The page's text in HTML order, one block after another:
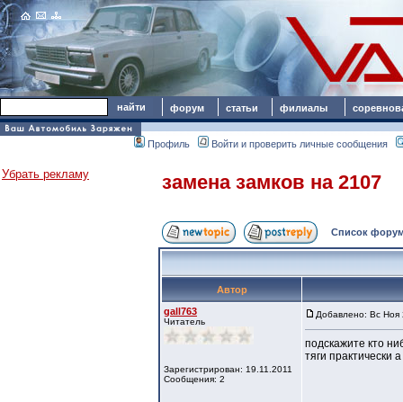
форум статьи филиалы
Профиль Войти и проверить личные сообщения
Убрать рекламу замена замков на 2107
Список
Автор
gall763
Читатель
Зарегистрирован: 19.11.2011
Сообщения: 2
Добавлено: Вс Ноя
подскажите кто
тяги практически